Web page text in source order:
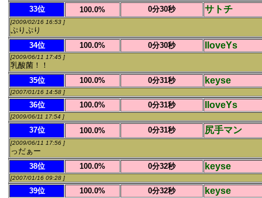
33位 100.0% 0分30秒 サトチ
[2009/02/16 16:53 ]
ぷりぷり
34位
100.0% 0分30秒 IloveYs
[2009/06/11 17:45 ]
乳酸菌！！
35位
100.0% 0分31秒 keyse
[2007/01/16 14:58 ]
36位 100.0% 0分31秒 IloveYs
[2009/06/11 17:54 ]
37位 100.0% 0分31秒 尻手マン
[2009/06/11 17:56 ]
っだぁー
38位
100.0% 0分32秒 keyse
[2007/01/16 09:28 ]
39位 100.0% 0分32秒 keyse